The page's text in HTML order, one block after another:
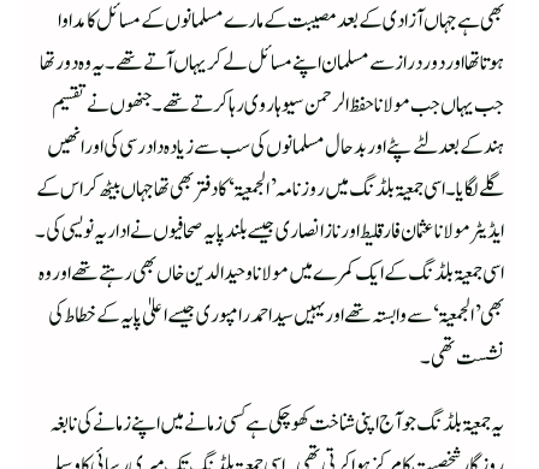
بھی ہے جہاں آزادی کے بعدمصیبت کے مارے مسلمانوں کے مسائل کا مداوا
ہوتا تھااور دوردراز سے مسلمان اپنے مسائل لے کر یہاں آتے تھے۔ یہ وہ دور تھا
جب یہاں جب مولانا حفظ الرحمن سیوہاروی رہا کرتے تھے۔ جنھوں نے تقسیم
ہند کے بعد لٹے پٹے اور بدحال مسلمانوں کی سب سے زیادہ داد رسی کی اور انھیں
گلے لگایا۔ اسی جمعیۃ بلڈنگ میں روزنامہ ’الجمعیۃ‘ کا دفتر بھی تھا جہاں بیٹھ کر اس کے
ایڈیٹر مولانا عثمان فارقلیط اور ناز انصاری جیسے بلندپایہ صحافیوں نے اداریہ نویسی کی۔
اسی جمعیۃ بلڈنگ کے ایک کمرے میں مولانا وحیدالدین خاں بھی رہتے تھے اور وہ
بھی ’الجمعیۃ‘ سے وابستہ تھے اور یہیں سید احمد رامپوری جیسے اعلیٰ پایہ کے خطاط کی
نشست تھی۔
یہ جمعیۃ بلڈنگ جو آج اپنی شناخت کھوچکی ہے کسی زمانے میں اپنے زمانے کی نابغہ